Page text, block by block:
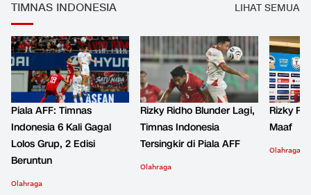
TIMNAS INDONESIA LIHAT SEMUA
Piala AFF: Timnas
Indonesia 6 Kali Gagal
Lolos Grup, 2 Edisi
Beruntun
Olahraga
Rizky Ridho Blunder Lagi,
Timnas Indonesia
Tersingkir di Piala AFF
Olahraga
Rizky
Maaf
Olahraga